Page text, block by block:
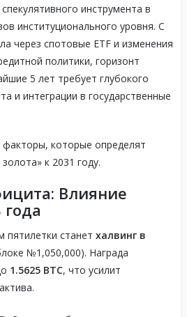
инструмента в
институционального уровня. С
через спотовые ETF и изменения
политики, горизонт
5 лет требует глубокого
и интеграции в государственные
которые определят
к 2031 году.
Влияние
станет халвинг в
№1,050,000). Награда
1.5625 BTC, что усилит